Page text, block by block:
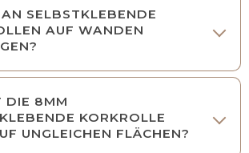
SELBSTKLEBENDE
AUF WANDEN
DIE 8MM
KORKROLLE
UNGLEICHEN FLÄCHEN?